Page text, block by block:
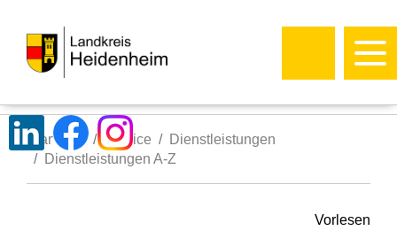
Startseite Service
Dienstleistungen
Dienstleistungen A-Z
Vorlesen